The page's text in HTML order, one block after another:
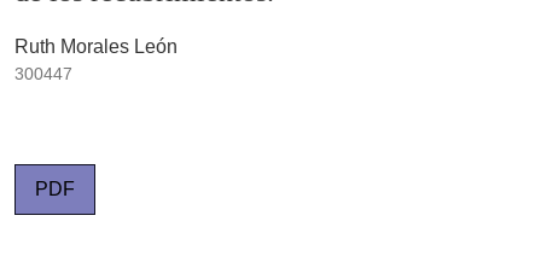
Ruth Morales León
300447
PDF